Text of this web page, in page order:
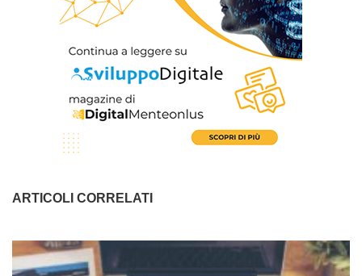
ARTICOLI CORRELATI